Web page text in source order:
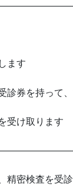
ます
券を持って
受け取ります
精密検査を受